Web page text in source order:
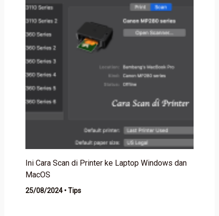
Ini Cara Scan di Printer ke Laptop Windows dan
MacOS
25/08/2024 •Tips